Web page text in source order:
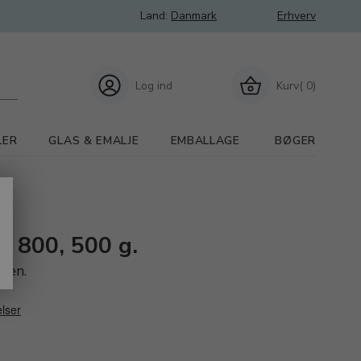
Land: Danmark Erhverv
Kurv( 0)
Log ind
GLAS & EMALJE EMBALLAGE BØGER
800, 500 g.